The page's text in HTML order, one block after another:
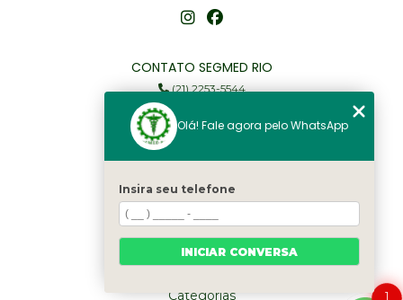
CONTATO SEGMED RIO
(21) 2253-5544
(21) 97905-3352
segmed@segmedrio.com.br
Home
Institucional
Serviços
Categorias
1
Olá! Fale agora pelo WhatsApp
Insira seu telefone
INICIAR CONVERSA